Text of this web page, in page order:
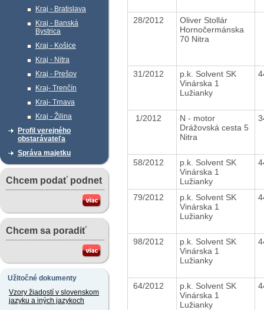
Kraj - Bratislava
Kraj - Banská
Bystrica
Kraj - Košice
Kraj - Nitra
Kraj - Prešov
Kraj- Trenčín
Kraj- Trnava
Kraj - Žilina
Profil verejného
obstarávateľa
Správa majetku
Chcem podať podnet
Chcem sa poradiť
Užitočné dokumenty
Vzory žiadostí v slovenskom
jazyku a iných jazykoch
28/2012
Oliver Stollár
Hornočermánska
70 Nitra
31/2012
p.k. Solvent SK
Vinárska 1
Lužianky
1/2012
N - motor
Drážovská cesta 5
Nitra
58/2012
p.k. Solvent SK
Vinárska 1
Lužianky
79/2012
p.k. Solvent SK
Vinárska 1
Lužianky
98/2012
p.k. Solvent SK
Vinárska 1
Lužianky
64/2012
p.k. Solvent SK
Vinárska 1
Lužianky